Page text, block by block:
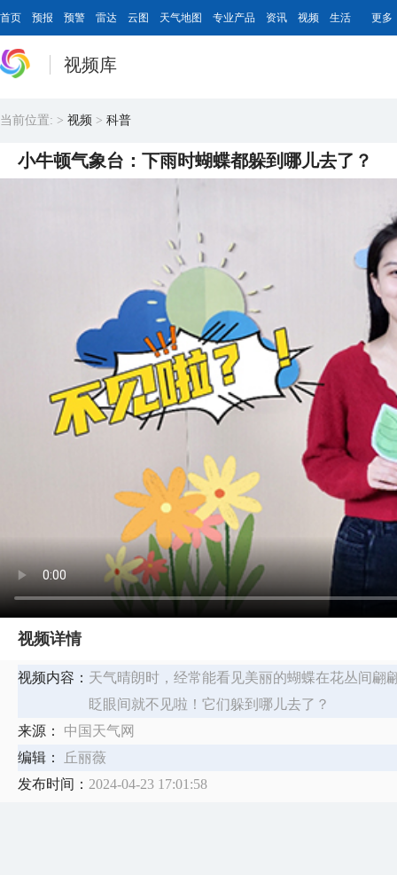
首页 预报 预警 雷达 云图 天气地图 专业产品 资讯 视频 生活 更多
视频库
当前位置: > 视频 > 科普
小牛顿气象台：下雨时蝴蝶都躲到哪儿去了？
视频详情
视频内容： 天气晴朗时，经常能看见美丽的蝴蝶在花丛间翩
眨眼间就不见啦！它们躲到哪儿去了？
来源：
中国天气网
编辑：
丘丽薇
发布时间： 2024-04-23 17:01:58